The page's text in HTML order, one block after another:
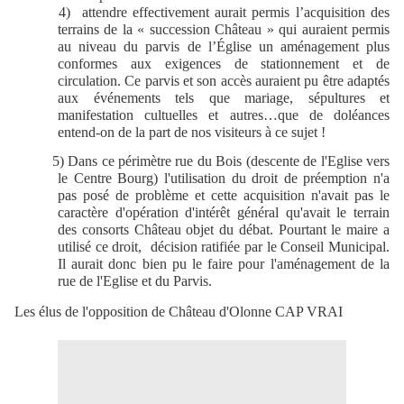
4) attendre effectivement aurait permis l’acquisition des
terrains de la « succession Château » qui auraient permis
au niveau du parvis de l’Église un aménagement plus
conformes aux exigences de stationnement et de
circulation. Ce parvis et son accès auraient pu être adaptés
aux événements tels que mariage, sépultures et
manifestation cultuelles et autres…que de doléances
entend-on de la part de nos visiteurs à ce sujet !
5) Dans ce périmètre rue du Bois (descente de l'Eglise vers
le Centre Bourg) l'utilisation du droit de préemption n'a
pas posé de problème et cette acquisition n'avait pas le
caractère d'opération d'intérêt général qu'avait le terrain
des consorts Château objet du débat. Pourtant le maire a
utilisé ce droit, décision ratifiée par le Conseil Municipal.
Il aurait donc bien pu le faire pour l'aménagement de la
rue de l'Eglise et du Parvis.
Les élus de l'opposition de Château d'Olonne CAP VRAI